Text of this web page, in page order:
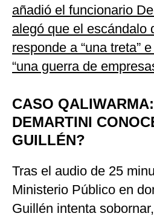
añadió el funcionario
alegó que el escándalo
responde a “una treta”
“una guerra de
CASO
DEMARTINI
GUILLÉN?
Tras el audio de 25
Ministerio Público en
Guillén intenta